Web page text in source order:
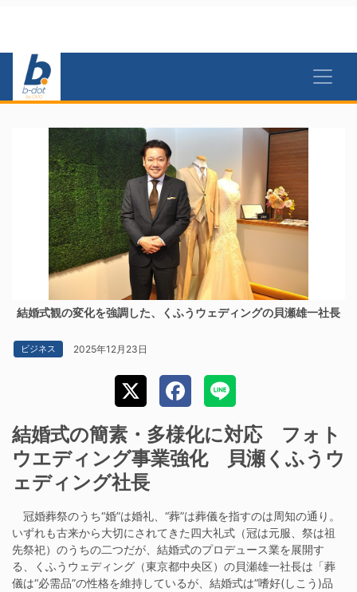
結婚式観の変化を強調した、くふうウェディングの貝瀬雄一社長
ビジネス 2025年12月23日
結婚式の簡素・多様化に対応 フォト
ウエディング事業強化 貝瀬くふうウ
ェディング社長
冠婚葬祭のうち“婚”は婚礼、“葬”は葬儀を指すのは周知の通り。
いずれも古来から大切にされてきた四大礼式（冠は元服、祭は祖
先祭祀）のうちの二つだが、結婚式のプロデュース業を展開す
る、くふうウェディング（東京都中央区）の貝瀬雄一社長は「葬
儀は“必需品”の性格を維持しているが、結婚式は”嗜好(しこう)品